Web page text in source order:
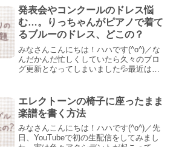
す。個人レッスン…先生と1対1でレッス
ンを受けます。通うコース...
発表会やコンクールのドレス悩
む…。りっちゃんがピアノで着て
るブルーのドレス、どこの？
みなさんこんにちは！ハハです(^o^)／な
んだかんだ忙しくしていたら久々のブロ
グ更新となってしまいました💦最近は暑
がお過ごしでしょうか？🏄私は娘がいつ
体調崩すかビクビク...
エレクトーンの椅子に座ったまま
楽譜を書く方法
みなさんこんにちは！ハハです(^o^)／先
日、YouTubeで初の生配信をしてみまし